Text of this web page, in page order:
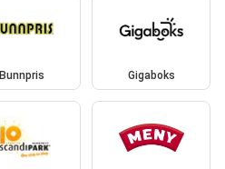
Bunnpris Gigaboks